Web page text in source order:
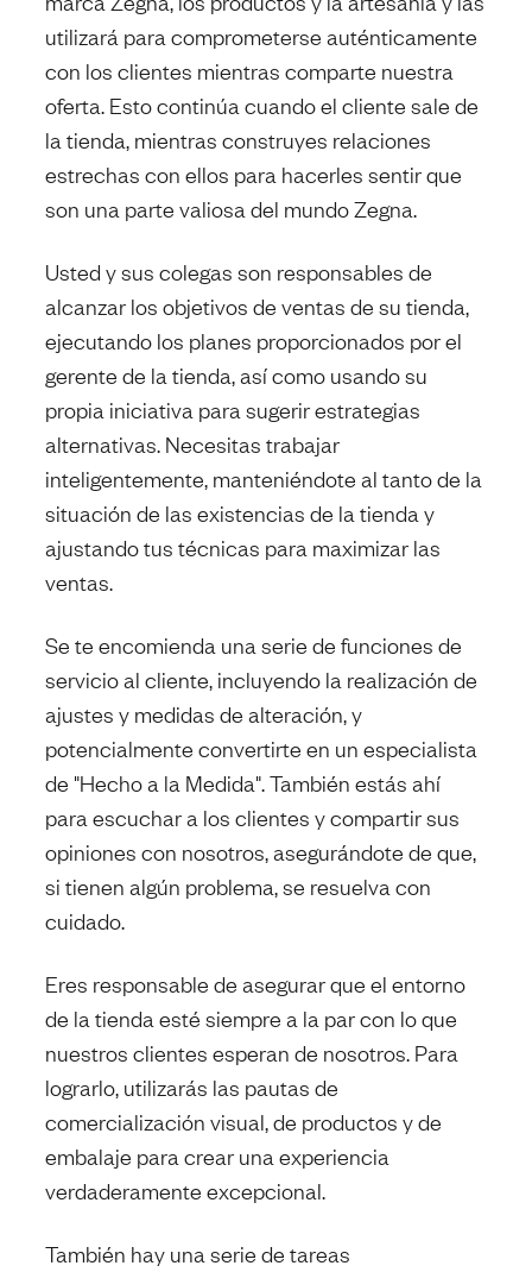
utilizará para comprometerse auténticamente
con los clientes mientras comparte nuestra
oferta. Esto continúa cuando el cliente sale de
la tienda, mientras construyes relaciones
estrechas con ellos para hacerles sentir que
son una parte valiosa del mundo Zegna.
Usted y sus colegas son responsables de
alcanzar los objetivos de ventas de su tienda,
ejecutando los planes proporcionados por el
gerente de la tienda, así como usando su
propia iniciativa para sugerir estrategias
alternativas. Necesitas trabajar
inteligentemente, manteniéndote al tanto de la
situación de las existencias de la tienda y
ajustando tus técnicas para maximizar las
ventas.
Se te encomienda una serie de funciones de
servicio al cliente, incluyendo la realización de
ajustes y medidas de alteración, y
potencialmente convertirte en un especialista
de "Hecho a la Medida". También estás ahí
para escuchar a los clientes y compartir sus
opiniones con nosotros, asegurándote de que,
si tienen algún problema, se resuelva con
cuidado.
Eres responsable de asegurar que el entorno
de la tienda esté siempre a la par con lo que
nuestros clientes esperan de nosotros. Para
lograrlo, utilizarás las pautas de
comercialización visual, de productos y de
embalaje para crear una experiencia
verdaderamente excepcional.
También hay una serie de tareas